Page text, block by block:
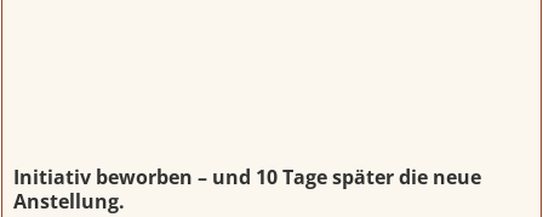
Initiativ beworben – und 10 Tage später die neue
Anstellung.